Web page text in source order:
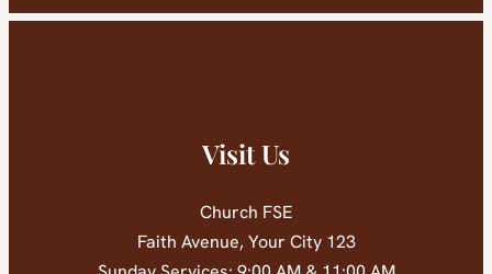
Visit Us
Church FSE
123 Faith Avenue, Your City